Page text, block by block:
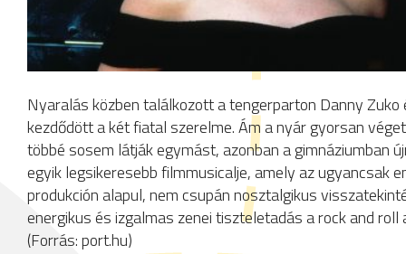
Nyaralás közben találkozott a tengerparton Danny Zuko
kezdődött a két fiatal szerelme. Ám a nyár gyorsan
többé sosem látják egymást, azonban a gimnáziumban
egyik legsikeresebb filmmusicalje, amely az ugyancsak
produkción alapul, nem csupán nosztalgikus
energikus és izgalmas zenei tiszteletadás a rock and roll
(Forrás: port.hu)